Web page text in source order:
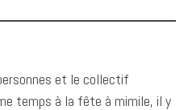
et le collectif
temps à la fête à mimile, il y